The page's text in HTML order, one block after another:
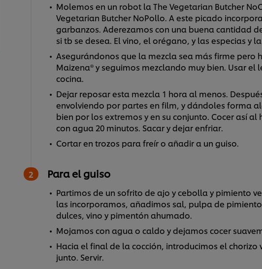
Molemos en un robot la The Vegetarian Butcher
Vegetarian Butcher NoPollo. A este picado
garbanzos. Aderezamos con una buena cantidad
si tb se desea. El vino, el orégano, y las especias y
Asegurándonos que la mezcla sea más firme pero
Maizena® y seguimos mezclando muy bien. Usar el
cocina.
Dejar reposar esta mezcla 1 hora al menos.
envolviendo por partes en film, y dándoles forma
bien por los extremos y en su conjunto. Cocer así
con agua 20 minutos. Sacar y dejar enfriar.
Cortar en trozos para freír o añadir a un guiso.
Para el guiso
Partimos de un sofrito de ajo y cebolla y pimiento
las incorporamos, añadimos sal, pulpa de
dulces, vino y pimentón ahumado.
Mojamos con agua o caldo y dejamos cocer
Hacia el final de la cocción, introducimos el chorizo
junto. Servir.